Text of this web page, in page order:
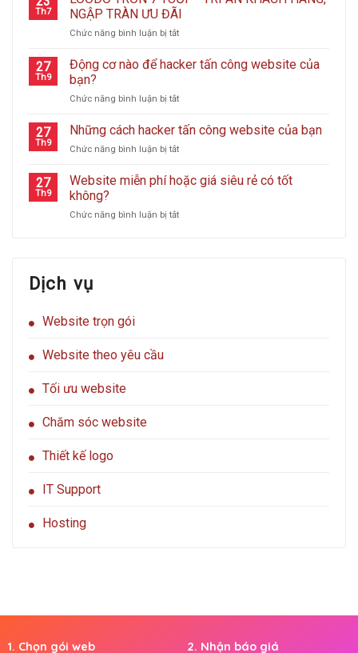
Thức
Vận
Hành
Thống
Nâng
Trải
Khách
Th7
NGẬP TRÀN ƯU ĐÃI
Chức năng bình luận bị tắtở
TRÒN
–
ÂN
HÀNG,
TRÀN
27
Th9
Động cơ nào để hacker tấn công website của
bạn?
Chức năng bình luận bị tắtở
cơ
nào
để
tấn
của
27
Th9
Những cách hacker tấn công website của bạn
Chức năng bình luận bị tắtở
cách
hacker
công
27
Th9
Website miễn phí hoặc giá siêu rẻ có tốt
không?
Chức năng bình luận bị tắtở
Dịch vụ
Website trọn gói
Website theo yêu cầu
Tối ưu website
Chăm sóc website
Thiết kế logo
IT Support
Hosting
1. Chọn gói web 2. Nhận báo giá